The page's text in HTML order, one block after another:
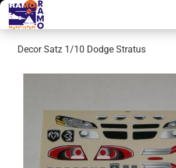
Decor Satz 1/10 Dodge Stratus